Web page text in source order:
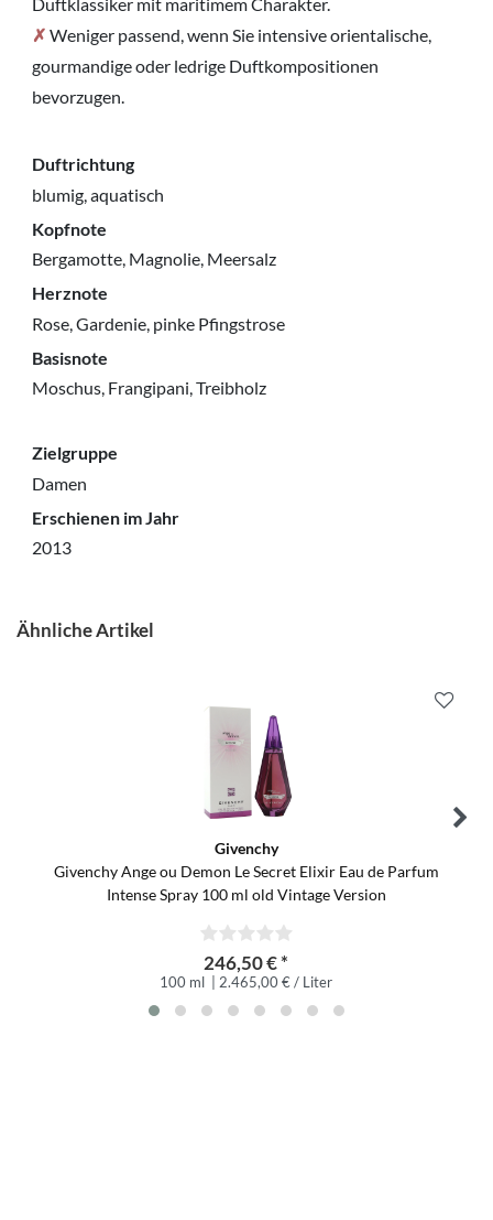
✗ Weniger passend, wenn Sie intensive orientalische,
gourmandige oder ledrige Duftkompositionen
bevorzugen.
Zielgruppe
Damen
Erschienen im Jahr
2013
Duftrichtung
blumig, aquatisch
Kopfnote
Bergamotte, Magnolie, Meersalz
Herznote
Rose, Gardenie, pinke Pfingstrose
Basisnote
Moschus, Frangipani, Treibholz
Ähnliche Artikel
Givenchy
Givenchy Ange ou Demon Le Secret Elixir Eau de Parfum
Intense Spray 100 ml old Vintage Version
246,50 € *
100 ml | 2.465,00 € / Liter